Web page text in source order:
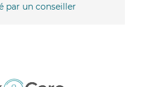
par un conseiller